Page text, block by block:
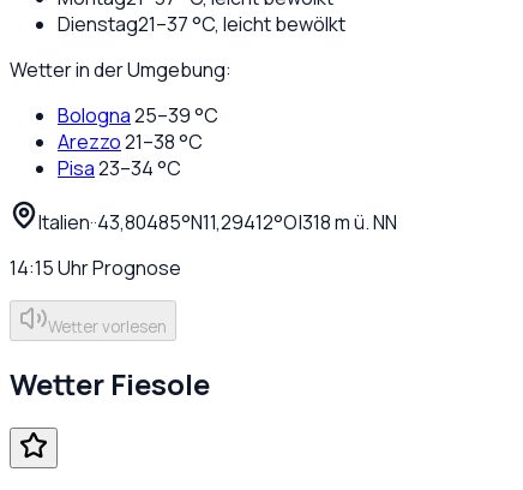
Dienstag21–37°C, leicht bewölkt
Wetter in der Umgebung:
Bologna25–39°C
Arezzo21–38°C
Pisa23–34°C
Italien··43,80485°N11,29412°O|318m ü. NN
14:15UhrPrognose
Wetter vorlesen
Wetter Fiesole